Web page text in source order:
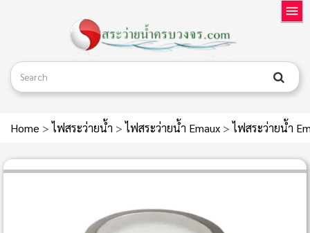
Home > ไฟสระว่ายน้ำ > ไฟสระว่ายน้ำ Emaux > ไฟสระว่ายน้ำ